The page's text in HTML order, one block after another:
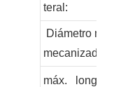
teral:
Diámetro
mecanizado
máx.